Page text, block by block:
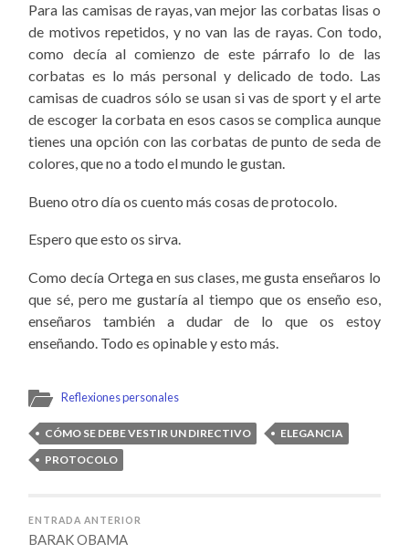
Para las camisas de rayas, van mejor las corbatas lisas o
de motivos repetidos, y no van las de rayas. Con todo,
como decía al comienzo de este párrafo lo de las
corbatas es lo más personal y delicado de todo. Las
camisas de cuadros sólo se usan si vas de sport y el arte
de escoger la corbata en esos casos se complica aunque
tienes una opción con las corbatas de punto de seda de
colores, que no a todo el mundo le gustan.
Bueno otro día os cuento más cosas de protocolo.
Espero que esto os sirva.
Como decía Ortega en sus clases, me gusta enseñaros lo
que sé, pero me gustaría al tiempo que os enseño eso,
enseñaros también a dudar de lo que os estoy
enseñando. Todo es opinable y esto más.
Reflexiones personales
CÓMO SE DEBE VESTIR UN DIRECTIVO
ELEGANCIA
PROTOCOLO
ENTRADA ANTERIOR
BARAK OBAMA